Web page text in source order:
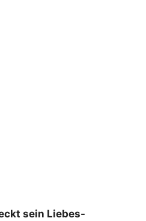
sein Liebes-